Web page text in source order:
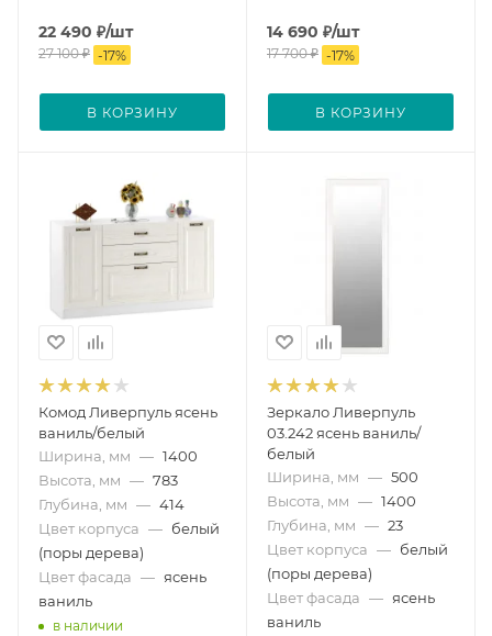
22 490 ₽/шт
27 100₽ -17%
В КОРЗИНУ
14 690 ₽/шт
17 700₽ -17%
В КОРЗИНУ
Комод Ливерпуль ясень
ваниль/белый
Ширина, мм — 1400
Высота, мм — 783
Глубина, мм — 414
Цвет корпуса — белый
(поры дерева)
Цвет фасада — ясень
ваниль
в наличии
Зеркало Ливерпуль
03.242 ясень ваниль/
белый
Ширина, мм — 500
Высота, мм — 1400
Глубина, мм — 23
Цвет корпуса — белый
(поры дерева)
Цвет фасада — ясень
ваниль